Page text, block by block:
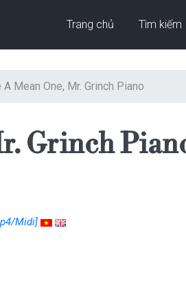
Trang chủ Tìm kiếm
A Mean One, Mr. Grinch Piano
Grinch
Midi]